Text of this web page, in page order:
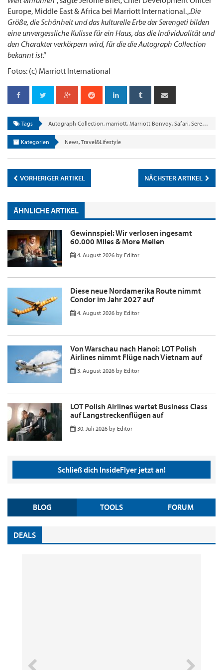
Europe, Middle East & Africa bei Marriott International. „Die
Größe, die Schönheit und das kulturelle Erbe der Serengeti bilden
eine unvergessliche Kulisse für ein Haus, das die Individualität und
den Charakter verkörpern wird, für die die Autograph Collection
bekannt ist.“
Fotos: (c) Marriott International
Tags Autograph Collection, marriott, Marriott Bonvoy, Safari, Serengeti
Kategorien News, Travel&Lifestyle
VORHERIGER ARTIKEL NÄCHSTER ARTIKEL
ÄHNLICHE ARTIKEL
Gewinnspiel: Wir verlosen ingesamt
60.000 Miles & More Meilen
4. August 2026 by Editor
Diese neue Nordamerika Route nimmt
Condor im Jahr 2027 auf
4. August 2026 by Editor
Von Warschau nach Hanoi: LOT Polish
Airlines nimmt Flüge nach Vietnam auf
3. August 2026 by Editor
LOT Polish Airlines wertet Business Class
auf Langstreckenflügen auf
30. Juli 2026 by Editor
Schließ dich InsideFlyer jetzt an!
BLOG TOOLS FORUM
DEALS